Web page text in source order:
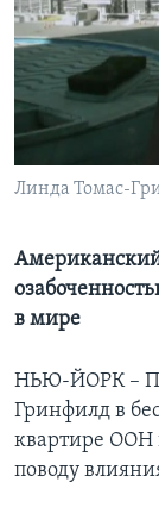
Learning English
СОЦИАЛЬНЫЕ СЕТИ
Линда Томас-
в мире
НЬЮ-ЙОРК –
Гринфилд в
квартире ООН
поводу